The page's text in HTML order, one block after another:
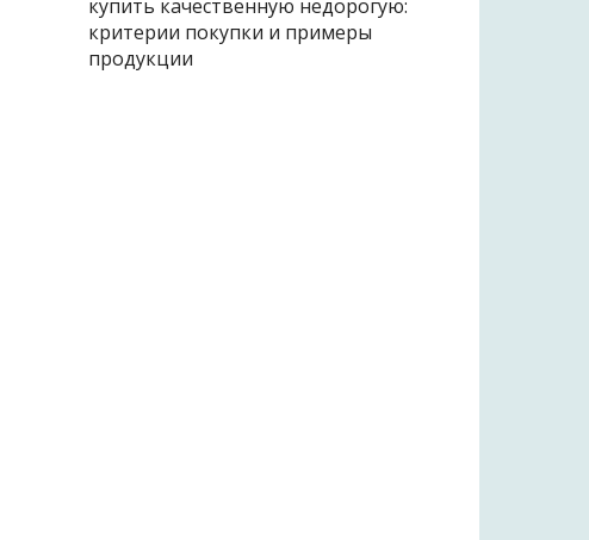
купить качественную недорогую:
критерии покупки и примеры
продукции